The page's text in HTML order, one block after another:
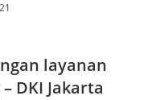
layanan
DKI Jakarta